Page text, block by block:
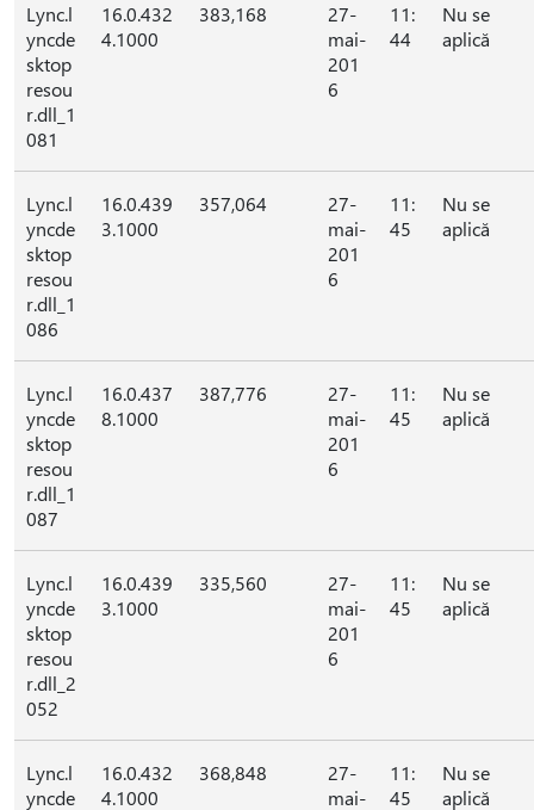
Lync.l
yncde
sktop
resou
r.dll_1
081
16.0.432
4.1000
383,168
27-
mai-
201
6
11:
44
Nu se
aplică
Lync.l
yncde
sktop
resou
r.dll_1
086
16.0.439
3.1000
357,064
27-
mai-
201
6
11:
45
Nu se
aplică
Lync.l
yncde
sktop
resou
r.dll_1
087
16.0.437
8.1000
387,776
27-
mai-
201
6
11:
45
Nu se
aplică
Lync.l
yncde
sktop
resou
r.dll_2
052
16.0.439
3.1000
335,560
27-
mai-
201
6
11:
45
Nu se
aplică
Lync.l
yncde
16.0.432
4.1000
368,848
27-
mai-
11:
45
Nu se
aplică